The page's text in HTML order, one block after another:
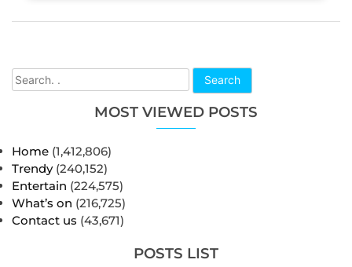
Search
MOST VIEWED POSTS
Home (1,412,806)
Trendy (240,152)
Entertain (224,575)
What’s on (216,725)
Contact us (43,671)
POSTS LIST